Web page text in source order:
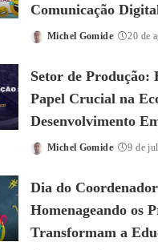
Comunicação
Posted
Michel Gomide 20 de
Setor de Produção:
Papel Crucial na
Desenvolvimento
Posted
Michel Gomide 9 de
Dia do
Homenageando os
Transformam a